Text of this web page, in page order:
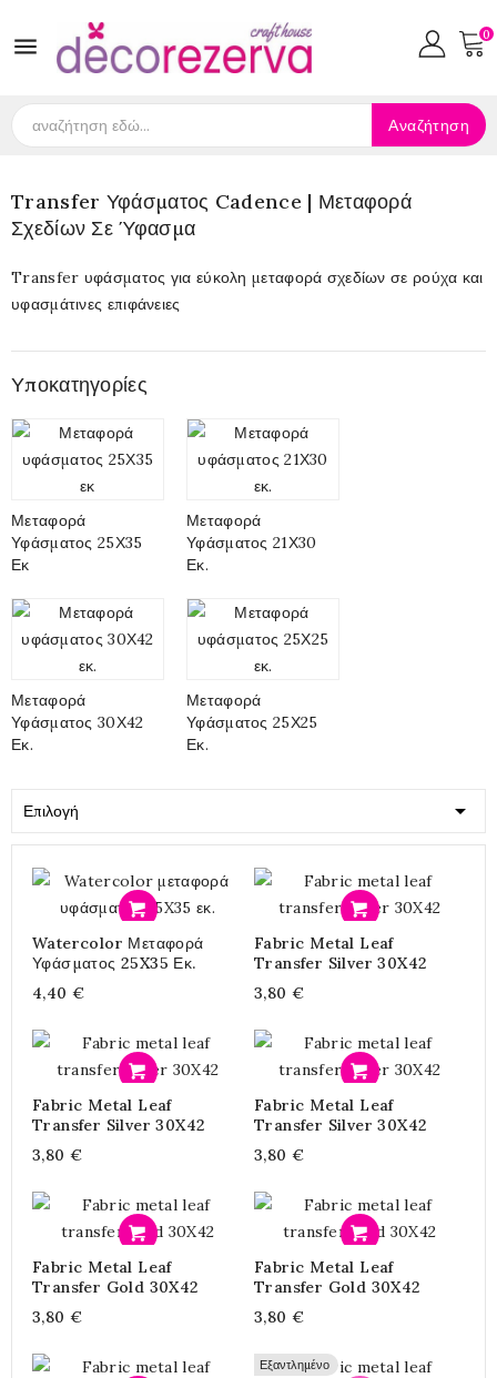
 0
Αναζήτηση
Transfer Υφάσματος Cadence | Μεταφορά
Σχεδίων Σε Ύφασμα
Transfer υφάσματος για εύκολη μεταφορά σχεδίων σε ρούχα και
υφασμάτινες επιφάνειες
Υποκατηγορίες
Μεταφορά
Υφάσματος 25Χ35
Εκ
Μεταφορά
Υφάσματος 21Χ30
Εκ.
Μεταφορά
Υφάσματος 30Χ42
Εκ.
Μεταφορά
Υφάσματος 25Χ25
Εκ.
Επιλογή 
Watercolor Μεταφορά
Υφάσματος 25X35 Εκ.
4,40 €
Fabric Metal Leaf
Transfer Silver 30X42
3,80 €
Fabric Metal Leaf
Transfer Silver 30X42
3,80 €
Fabric Metal Leaf
Transfer Silver 30X42
3,80 €
Fabric Metal Leaf
Transfer Gold 30X42
3,80 €
Fabric Metal Leaf
Transfer Gold 30X42
3,80 €
Εξαντλημένο